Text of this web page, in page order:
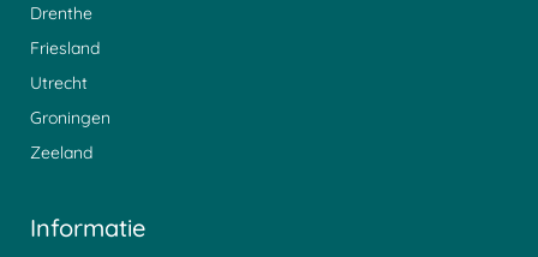
Drenthe
Friesland
Utrecht
Groningen
Zeeland
Informatie